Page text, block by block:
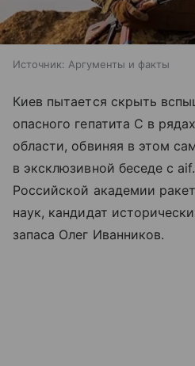
Источник: Аргументы и факты
Киев пытается скрыть
опасного гепатита С в
области, обвиняя в этом
в эксклюзивной беседе с
Российской академии
наук, кандидат
запаса Олег Иванников.